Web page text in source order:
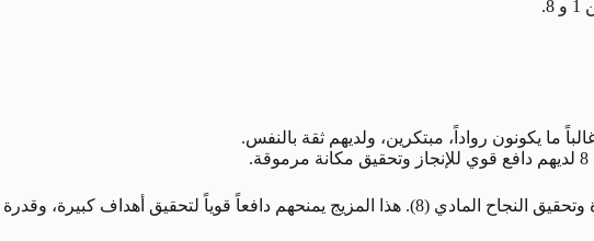
اجتماع الرقمين 1 و 8 في العدد 18 يشير إلى شخصية تجمع بين القدرة على المبادرة والقيادة (1) مع الطموح والقدرة على الإدارة وتحقيق النجاح المادي (8). هذا المزيج يمنحهم دافعاً قوياً لتحقيق أهداف كبيرة، وقدرة